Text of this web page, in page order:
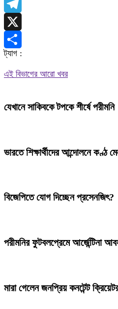
WhatsApp
Telegram
X
Share
ট্যাগ :
এই বিভাগের আরো খবর
যেখানে সাকিবকে টপকে শীর্ষে পরীমনি
ভারতে শিক্ষার্থীদের আন্দোলনে কণ্ঠ
বিজেপিতে যোগ দিচ্ছেন প্রসেনজিৎ?
পরীমনির ফুটবলপ্রেমে আর্জেন্টিনা
মারা গেলেন জনপ্রিয় কনটেন্ট